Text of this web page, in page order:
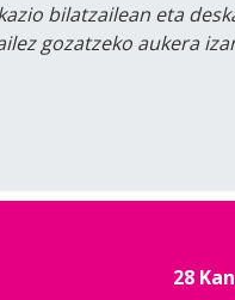
bilatzailean eta
gozatzeko aukera
28